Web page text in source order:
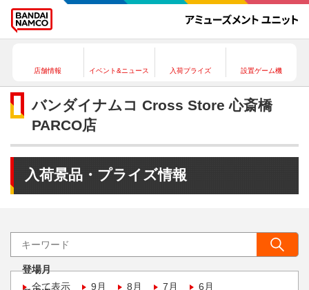
店舗情報 イベント&ニュース 入荷プライズ 設置ゲーム機
バンダイナムコ Cross Store 心斎橋
PARCO店
入荷景品・プライズ情報
登場月
全て表示
9月 8月 7月 6月